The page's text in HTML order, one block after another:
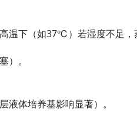
温下（如37℃）若湿度不足，
）。
体培养基影响显著）。